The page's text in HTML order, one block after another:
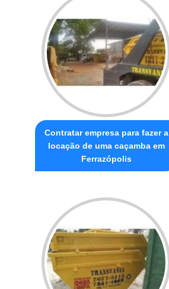
Contratar empresa para fazer a
locação de uma caçamba em
Ferrazópolis